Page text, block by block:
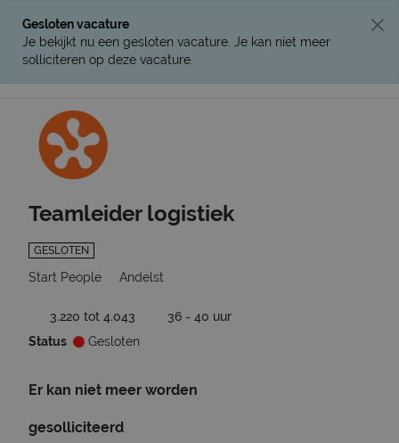
Gesloten vacature
Je bekijkt nu een gesloten vacature. Je kan niet meer
solliciteren op deze vacature.
Teamleider logistiek
GESLOTEN
Start People Andelst
3.220 tot 4.043
36 - 40 uur
Status
Gesloten
Er kan niet meer worden
gesolliciteerd